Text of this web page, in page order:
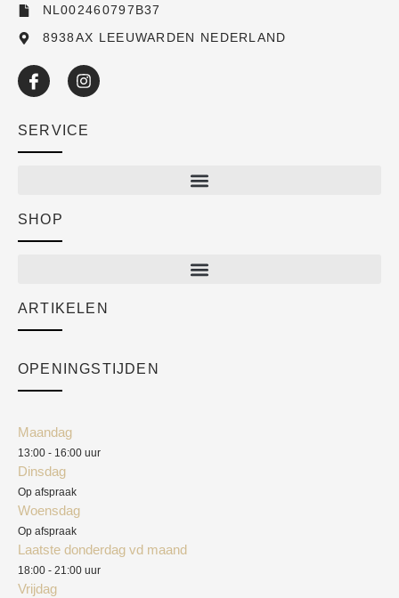
NL002460797B37
8938AX LEEUWARDEN NEDERLAND
SERVICE
Academy
SHOP
ARTIKELEN
OPENINGSTIJDEN
Maandag
13:00 - 16:00 uur
Dinsdag
Op afspraak
Woensdag
Op afspraak
Laatste donderdag vd maand
18:00 - 21:00 uur
Vrijdag